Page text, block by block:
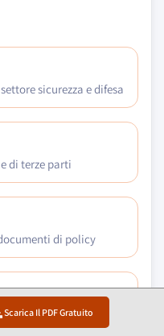
Scarica Il PDF Gratuito
sicurezza e difesa
di terze parti
di policy
specializzate